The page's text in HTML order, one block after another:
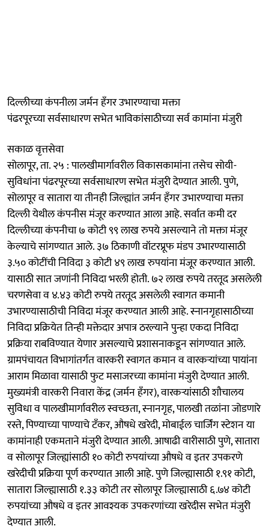
दिल्लीच्या कंपनीला जर्मन हॅंगर उभारण्याचा मक्ता
पंढरपूरच्या सर्वसाधारण सभेत भाविकांसाठीच्या सर्व कामांना मंजुरी
सकाळ वृत्तसेवा
सोलापूर, ता. २५ : पालखीमार्गावरील विकासकामांना तसेच सोयी-
सुविधांना पंढरपूरच्या सर्वसाधारण सभेत मंजुरी देण्यात आली. पुणे,
सोलापूर व सातारा या तीनही जिल्ह्यांत जर्मन हॅंगर उभारण्याचा मक्ता
दिल्ली येथील कंपनीस मंजूर करण्यात आला आहे. सर्वात कमी दर
दिल्लीच्या कंपनीचा ७ कोटी ९९ लाख रुपये असल्याने तो मक्ता मंजूर
केल्याचे सांगण्यात आले. ३७ ठिकाणी वॉटरप्रूफ मंडप उभारण्यासाठी
३.५० कोटींची निविदा ३ कोटी ४९ लाख रुपयांना मंजूर करण्यात आली.
यासाठी सात जणांनी निविदा भरली होती. ७२ लाख रुपये तरतूद असलेली
चरणसेवा व ४.४३ कोटी रुपये तरतूद असलेली स्वागत कमानी
उभारण्यासाठीची निविदा मंजूर करण्यात आली आहे. स्नानगृहासाठीच्या
निविदा प्रक्रियेत तिन्ही मक्तेदार अपात्र ठरल्याने पुन्हा एकदा निविदा
प्रक्रिया राबविण्यात येणार असल्याचे प्रशासनाकडून सांगण्यात आले.
ग्रामपंचायत विभागांतर्गत वारकरी स्वागत कमान व वारकऱ्यांच्या पायांना
आराम मिळावा यासाठी फुट मसाजरच्या कामांना मंजुरी देण्यात आली.
मुख्यमंत्री वारकरी निवारा केंद्र (जर्मन हॅंगर), वारकऱ्यांसाठी शौचालय
सुविधा व पालखीमार्गावरील स्वच्छता, स्नानगृह, पालखी तळांना जोडणारे
रस्ते, पिण्याच्या पाण्याचे टँकर, औषधे खरेदी, मोबाईल चार्जिंग स्टेशन या
कामांनाही एकमताने मंजुरी देण्यात आली. आषाढी वारीसाठी पुणे, सातारा
व सोलापूर जिल्ह्यांसाठी १० कोटी रुपयांच्या औषधे व इतर उपकरणे
खरेदीची प्रक्रिया पूर्ण करण्यात आली आहे. पुणे जिल्ह्यासाठी १.९१ कोटी,
सातारा जिल्ह्यासाठी १.३३ कोटी तर सोलापूर जिल्ह्यासाठी ६.७४ कोटी
रुपयांच्या औषधे व इतर आवश्यक उपकरणांच्या खरेदीस सभेत मंजुरी
देण्यात आली.